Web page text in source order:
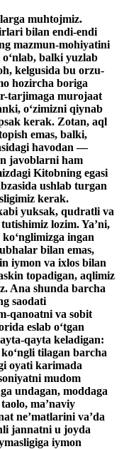
muhtojmiz.
bilan endi-endi
mazmun-mohiyatini
balki yuzlab
kelgusida bu orzu-
hozircha boriga
tarjimaga murojaat
o‘zimizni qiynab
kerak. Zotan, aql
emas, balki,
havodan —
javoblarni ham
Kitobning egasi
ushlab turgan
kerak.
yuksak, qudratli va
lozim. Ya’ni,
ingan
bilan emas,
iymon va ixlos bilan
topadigan, aqlimiz
Ana shunda barcha
saodati
qanoatni va sobit
eslab o‘tgan
qayta keladigan:
tilagan barcha
oyati karimada
mudom
undagan, moddaga
ma’naviy
ne’matlarini va’da
jannatni u joyda
iymon